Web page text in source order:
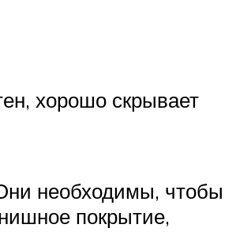
хорошо скрывает
необходимы, чтобы
покрытие,